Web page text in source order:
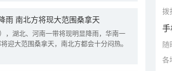
雨 南北方将现大范围桑拿天
，湖北、河南一带将现明显降雨，华南一
迎大范围桑拿天，南北方都会十分闷热。
拨
手
随
各